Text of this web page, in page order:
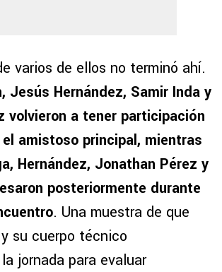
varios de ellos no terminó ahí.
Jesús Hernández, Samir Inda y
volvieron a tener participación
amistoso principal, mientras
Hernández, Jonathan Pérez y
posteriormente durante
. Una muestra de que
su cuerpo técnico
jornada para evaluar